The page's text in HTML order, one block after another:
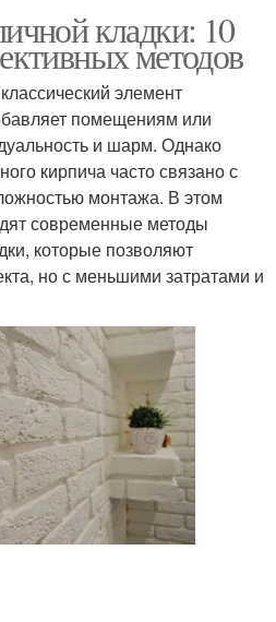
кладки: 10
методов
элемент
помещениям или
и шарм. Однако
кирпича часто связано с
монтажа. В этом
современные методы
которые позволяют
но с меньшими затратами и